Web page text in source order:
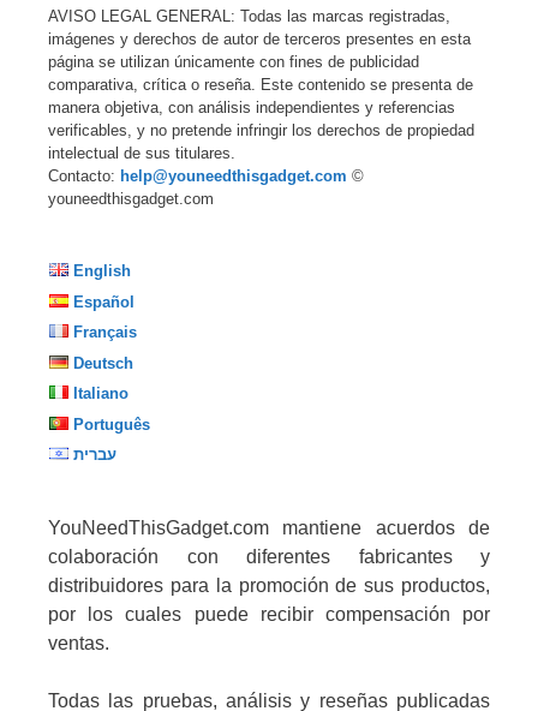
AVISO LEGAL GENERAL: Todas las marcas registradas,
imágenes y derechos de autor de terceros presentes en esta
página se utilizan únicamente con fines de publicidad
comparativa, crítica o reseña. Este contenido se presenta de
manera objetiva, con análisis independientes y referencias
verificables, y no pretende infringir los derechos de propiedad
intelectual de sus titulares.
Contacto: help@youneedthisgadget.com ©
youneedthisgadget.com
English
Español
Français
Deutsch
Italiano
Português
עברית
YouNeedThisGadget.com mantiene acuerdos de
colaboración con diferentes fabricantes y
distribuidores para la promoción de sus productos,
por los cuales puede recibir compensación por
ventas.
Todas las pruebas, análisis y reseñas publicadas